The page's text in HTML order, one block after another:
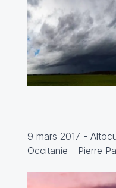
9 mars 2017 -
Occitanie - Pierre